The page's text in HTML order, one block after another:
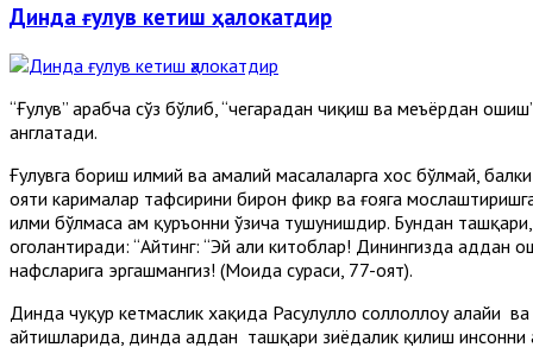
Динда ғулув кетиш ҳалокатдир
“Ғулув” арабча сўз бўлиб, “чегарадан чиқиш ва меъёрдан
англатади.
Ғулувга бориш илмий ва амалий масалаларга хос бўлмай,
ояти карималар тафсирини бирон фикр ва ғояга
илми бўлмаса ҳам қуръонни ўзича тушунишдир. Бундан
огоҳлантиради: “Айтинг: “Эй аҳли китоблар! Динингизда
нафсларига эргашмангиз! (Моида сураси, 77-оят).
Динда чуқур кетмаслик хақида Расулуллоҳ соллоллоҳу алайҳи
айтишларида, динда ҳаддан ташқари зиёдалик қилиш инсонни